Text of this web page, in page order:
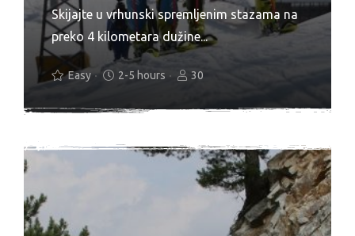
Skijajte u vrhunski spremljenim stazama na
preko 4 kilometara dužine...
Easy 2-5 hours 30